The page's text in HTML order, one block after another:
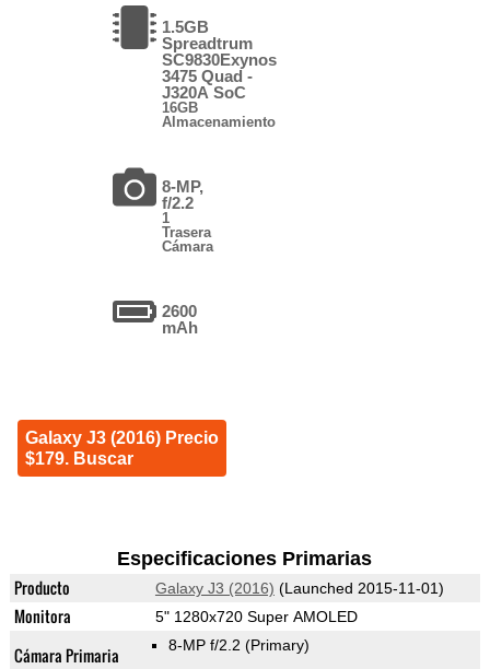
1.5GB
Spreadtrum
SC9830Exynos
3475 Quad -
J320A SoC
16GB
Almacenamiento
8-MP,
f/2.2
1
Trasera
Cámara
2600
mAh
Galaxy J3 (2016) Precio
$179. Buscar
Especificaciones Primarias
Producto Galaxy J3 (2016) (Launched 2015-11-01)
Monitora 5" 1280x720 Super AMOLED
Cámara Primaria 8-MP f/2.2 (Primary)